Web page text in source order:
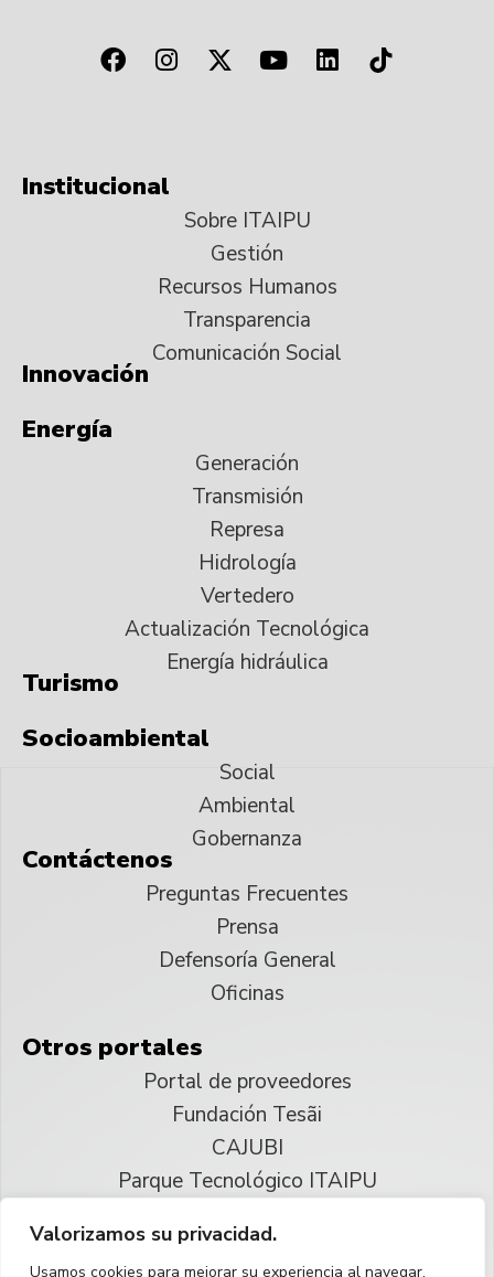
Valorizamos su privacidad.
Usamos cookies para mejorar su experiencia al navegar,
Institucional
Sobre ITAIPU
Gestión
Recursos Humanos
Transparencia
Comunicación Social
Innovación
Energía
Generación
Transmisión
Represa
Hidrología
Vertedero
Actualización Tecnológica
Energía hidráulica
Turismo
Socioambiental
Social
Ambiental
Gobernanza
Contáctenos
Preguntas Frecuentes
Prensa
Defensoría General
Oficinas
Otros portales
Portal de proveedores
Fundación Tesãi
CAJUBI
Parque Tecnológico ITAIPU